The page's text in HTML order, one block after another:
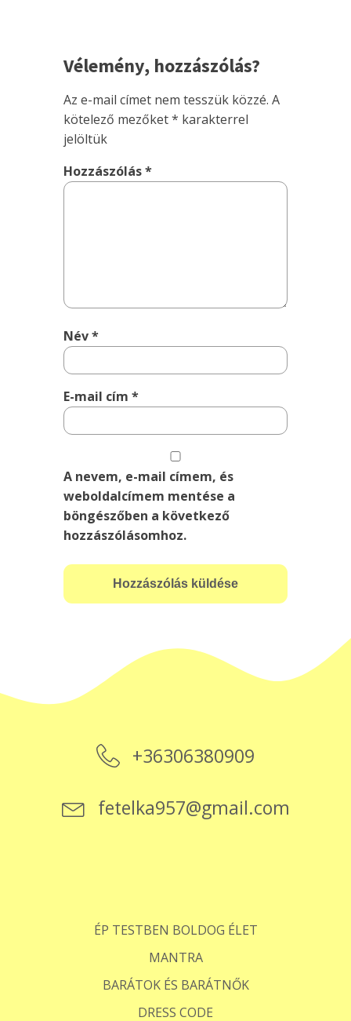
Vélemény, hozzászólás?
Az e-mail címet nem tesszük közzé. A
kötelező mezőket* karakterrel
jelöltük
Hozzászólás*
Név*
E-mail cím*
A nevem, e-mail címem, és
weboldalcímem mentése a
böngészőben a következő
hozzászólásomhoz.
+36306380909
fetelka957@gmail.com
ÉP TESTBEN BOLDOG ÉLET
MANTRA
BARÁTOK ÉS BARÁTNŐK
DRESS CODE